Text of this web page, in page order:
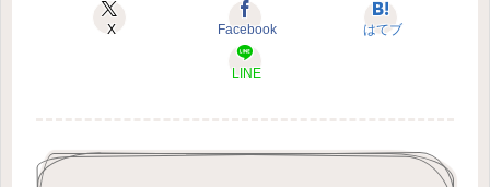
X Facebook はてブ
LINE